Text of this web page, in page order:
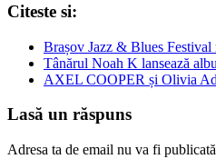
Citeste si:
Brașov Jazz & Blues
Tânărul Noah K lansează
AXEL COOPER și Olivia
Lasă un răspuns
Adresa ta de email nu va fi